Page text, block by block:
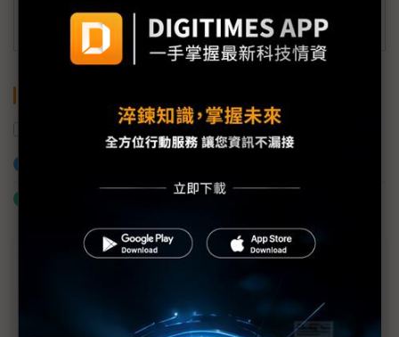
訂閱DIGITIMES 行動版
航太 韓華集團 軍工
什麼是「關鍵字追蹤」
近７天熱門報導
MLCC訂單過熱、出貨比創高 村田示警全球AI基
建熱潮將趨緩